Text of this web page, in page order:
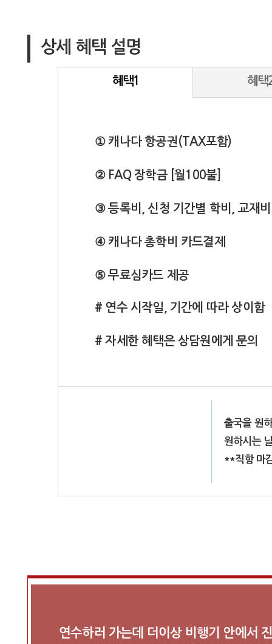
상세 혜택 설명
혜택1 혜택
① 캐나다 항공권(TAX포함)
② FAQ 장학금 [월100불]
③ 등록비, 신청 기간별 학비, 교재
④ 캐나다 총학비 카드결제
⑤ 무료심카드 제공
# 연수 시작일, 기간에 따라 상이함
# 자세한 혜택은 상담원에게 문의
출국을 원
원하시는
**직항 마
연수하러 가는데 더이상 비행기 안에서